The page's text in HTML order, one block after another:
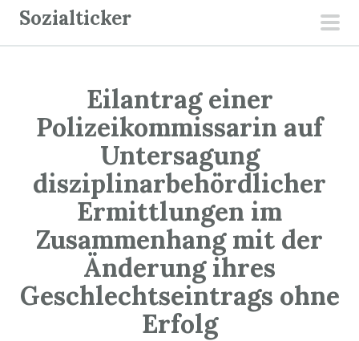
Sozialticker
Eilantrag einer
Polizeikommissarin auf
Untersagung
disziplinarbehördlicher
Ermittlungen im
Zusammenhang mit der
Änderung ihres
Geschlechtseintrags ohne
Erfolg